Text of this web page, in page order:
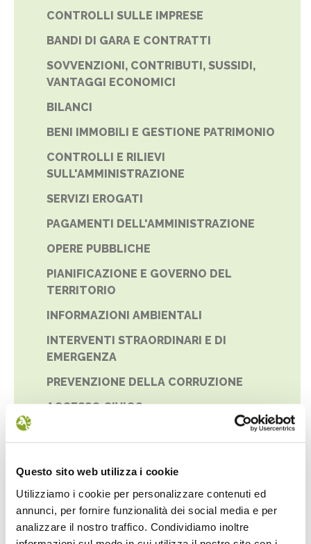
Questo sito web utilizza i cookie
Utilizziamo i cookie per personalizzare contenuti ed
annunci, per fornire funzionalità dei social media e per
analizzare il nostro traffico. Condividiamo inoltre
CONTROLLI SULLE IMPRESE
BANDI DI GARA E CONTRATTI
SOVVENZIONI, CONTRIBUTI, SUSSIDI,
VANTAGGI ECONOMICI
BILANCI
BENI IMMOBILI E GESTIONE PATRIMONIO
CONTROLLI E RILIEVI
SULL'AMMINISTRAZIONE
SERVIZI EROGATI
PAGAMENTI DELL'AMMINISTRAZIONE
OPERE PUBBLICHE
PIANIFICAZIONE E GOVERNO DEL
TERRITORIO
INFORMAZIONI AMBIENTALI
INTERVENTI STRAORDINARI E DI
EMERGENZA
PREVENZIONE DELLA CORRUZIONE
ACCESSO CIVICO
ACCESSIBILITÀ E CATALOGO DEI DATI,
DATI ULTERIORI